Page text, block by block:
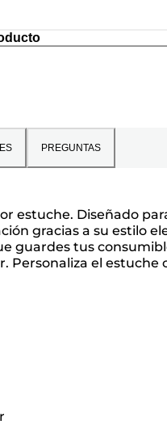
PREGUNTAS
estuche. Diseñado
gracias a su estilo
guardes tus
el